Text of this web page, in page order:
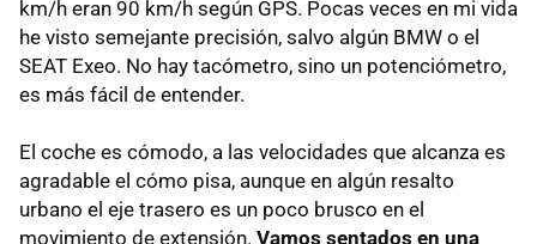
km/h eran 90 km/h según GPS. Pocas veces en mi vida
he visto semejante precisión, salvo algún BMW o el
SEAT Exeo. No hay tacómetro, sino un potenciómetro,
es más fácil de entender.
El coche es cómodo, a las velocidades que alcanza es
agradable el cómo pisa, aunque en algún resalto
urbano el eje trasero es un poco brusco en el
movimiento de extensión. Vamos sentados en una